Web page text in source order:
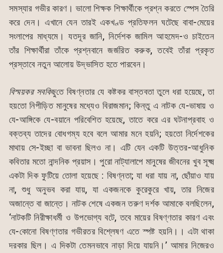
সমস্যার গভীর কারণ। ভালো শিক্ষক শিক্ষার্থীকে প্রশ্ন করতে স্পেস তৈরি
করে দেন। এখানে যেন তারই একখণ্ড প্রতিফলন ঘটেছে বাবা-মেয়ের
সংলাপের মাধ্যমে। যতদূর জানি, নির্দেশক জামিল আহমেদ-ও চাইতেন
তাঁর শিক্ষার্থীরা তাঁকে প্রশ্নবানে জর্জরিত করুক, তবেই তাঁরা প্রকৃত
প্রস্তাবে নতুন আলোয় উদ্ভাসিত হতে পারবেন।
বিস্ময়কর সবকিছুতে বিষণ্নতার যে কষ্টকর বাস্তবতা তুলে ধরা হয়েছে, তা
হয়তো নিপীড়িত মানুষের মধ্যেও বিরাজমান; কিন্তু এ নাটক যে-ভাষায় ও
যে-আঙ্গিকে যে-বয়ানে পরিবেশিত হয়েছে, তাতে করে এর ঘটনাপ্রবাহ ও
বক্তব্য তাদের বোধগম্য হবে বলে আমার মনে হয়নি; হয়তো নির্দেশকের
মাথায় সে-ইচ্ছা বা ভাবনা ছিলও না। এটি যেন একটি উত্তর-আধুনিক
কবিতার মতো নান্দনিক প্রয়াস। পুরো নাট্যালাপে মানুষের জীবনের খুব সূক্ষ্ম
একটা দিক ফুটিয়ে ‍তোলা হয়েছে : বিষণ্নতা; যা ধরা যায় না, ছোঁয়াও যায়
না, শুধু অনুভব করা যায়, যা একজনকে কুরেকুরে খায়, তার নিজের
অজান্তে বা জান্তে। নাটক শেষে একজন তরুণ দর্শক আমাকে বলছিলেন,
‘নাটকটি নিরীক্ষাধর্মী ও উপভোগ্য বটে, তবে মায়ের বিষণ্ণতার কারণ এবং
যে-কোনো বিষণ্ণতার গভীরতর বিশ্লেষণ এতে স্পষ্ট হয়নি।। এটা থাকা
দরকার ছিল। এ দিকটা তেমনভাবে নাড়া দিয়ে যায়নি।’ আমার নিজেরও